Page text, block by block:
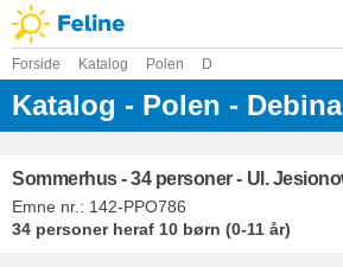
Forside Katalog Polen D
Katalog - Polen - Debina
Emne nr.: 142-PPO786
34 personer heraf 10 børn (0-11 år)